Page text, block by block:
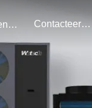
Evenementen Contacteer Ons